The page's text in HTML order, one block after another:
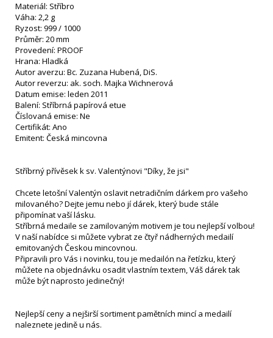
Materiál: Stříbro
Váha: 2,2 g
Ryzost: 999 / 1000
Průměr: 20 mm
Provedení: PROOF
Hrana: Hladká
Autor averzu: Bc. Zuzana Hubená, DiS.
Autor reverzu: ak. soch. Majka Wichnerová
Datum emise: leden 2011
Balení: Stříbrná papírová etue
Číslovaná emise: Ne
Certifikát: Ano
Emitent: Česká mincovna
Stříbrný přívěsek k sv. Valentýnovi "Díky, že jsi"
Chcete letošní Valentýn oslavit netradičním dárkem pro vašeho
milovaného? Dejte jemu nebo jí dárek, který bude stále
připomínat vaší lásku.
Stříbrná medaile se zamilovaným motivem je tou nejlepší volbou!
V naší nabídce si můžete vybrat ze čtyř nádherných medailí
emitovaných Českou mincovnou.
Připravili pro Vás i novinku, tou je medailón na řetízku, který
můžete na objednávku osadit vlastním textem, Váš dárek tak
může být naprosto jedinečný!
Nejlepší ceny a nejširší sortiment pamětních mincí a medailí
naleznete jedině u nás.